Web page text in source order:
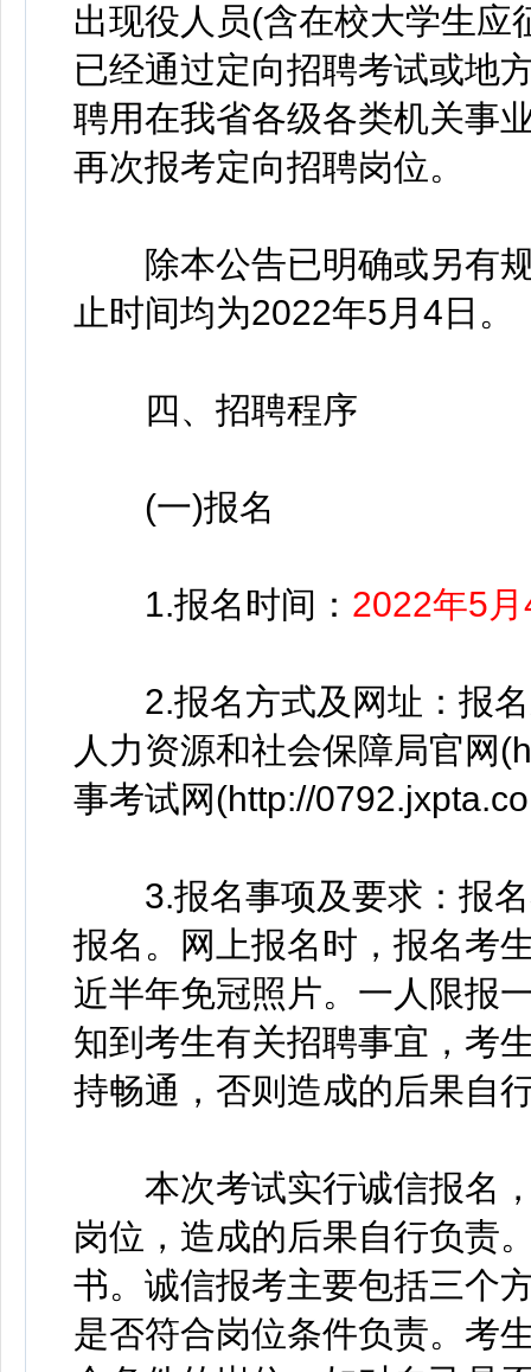
出现役人员(含在校大学生应
已经通过定向招聘考试或地
聘用在我省各级各类机关事
再次报考定向招聘岗位。
除本公告已明确或另有规
止时间均为2022年5月4日。
四、招聘程序
(一)报名
1.报名时间： 2022年5
2.报名方式及网址：报名
人力资源和社会保障局官网
事考试网(http://
3.报名事项及要求：报名
报名。网上报名时，报名考
近半年免冠照片。一人限报
知到考生有关招聘事宜，考
持畅通，否则造成的后果自
本次考试实行诚信报名，
岗位，造成的后果自行负责
书。诚信报考主要包括三个
是否符合岗位条件负责。考